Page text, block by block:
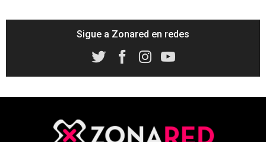
Sigue a Zonared en redes